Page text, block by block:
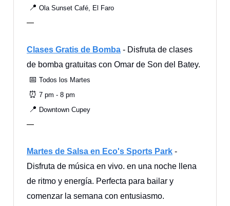
📍 Ola Sunset Café, El Faro
—
Clases Gratis de Bomba - Disfruta de clases
de bomba gratuitas con Omar de Son del Batey.
📅 Todos los Martes
⏰ 7 pm - 8 pm
📍 Downtown Cupey
—
Martes de Salsa en Eco's Sports Park -
Disfruta de música en vivo. en una noche llena
de ritmo y energía. Perfecta para bailar y
comenzar la semana con entusiasmo.